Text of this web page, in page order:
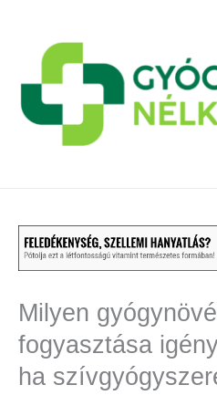
Milyen
fogyasztása
ha